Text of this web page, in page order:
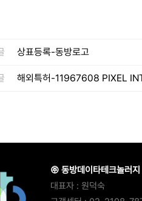
상표등록-동방로고
해외특허-11967608 PIXEL
㈜ 동방데이타테크놀러지
대표자 :원덕숙